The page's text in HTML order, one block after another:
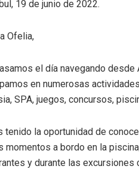
19 de junio de 2022.
Ofelia,
el día navegando desde
en numerosas
SPA, juegos, concursos,
tenido la oportunidad de
momentos a bordo en la
y durante las excursiones